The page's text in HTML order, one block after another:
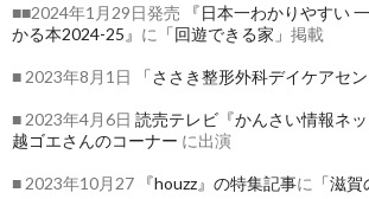
■■2024年1月29日発売
『日本一わかりやすい
かる本2024-25』 に 「回遊できる家」 掲載
■ 2023年8月1日 「ささき整形外科デイケアセン
■ 2023年4月6日 読売テレビ『かんさい情報ネッ
越ゴエさんのコーナー に出演
■ 2023年10月27 『houzz』の特集記事に 「滋賀